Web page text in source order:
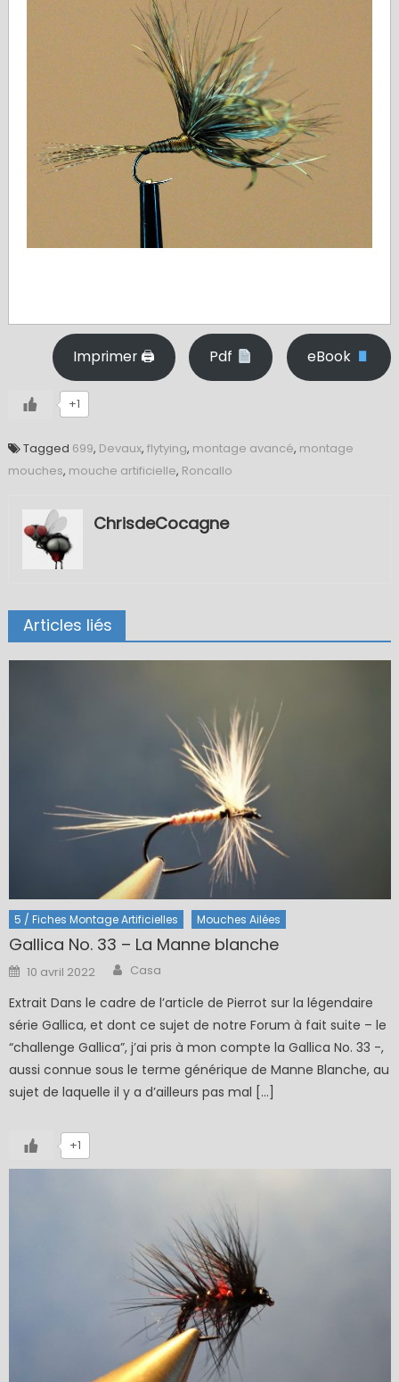
Imprimer 🖨 Pdf eBook
+1
Tagged 699, Devaux, flytying, montage avancé, montage
mouches, mouche artificielle, Roncallo
ChrisdeCocagne
Articles liés
5 / Fiches Montage Artificielles Mouches Ailées
Gallica No. 33 – La Manne blanche
Posted
on
10 avril 2022 Author
Casa
Extrait Dans le cadre de l’article de Pierrot sur la légendaire
série Gallica, et dont ce sujet de notre Forum à fait suite – le
“challenge Gallica”, j’ai pris à mon compte la Gallica No. 33 -,
aussi connue sous le terme générique de Manne Blanche, au
sujet de laquelle il y a d’ailleurs pas mal […]
+1